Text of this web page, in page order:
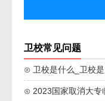
卫校常见问题
⊙ 卫校是什么_卫校
⊙ 2023国家取消大专